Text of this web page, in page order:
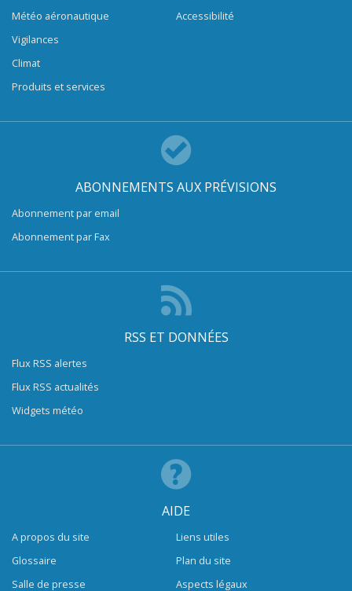
Météo aéronautique
Vigilances
Climat
Produits et services
Accessibilité
ABONNEMENTS AUX PRÉVISIONS
Abonnement par email
Abonnement par Fax
RSS ET DONNÉES
Flux RSS alertes
Flux RSS actualités
Widgets météo
AIDE
A propos du site
Glossaire
Salle de presse
Liens utiles
Plan du site
Aspects légaux